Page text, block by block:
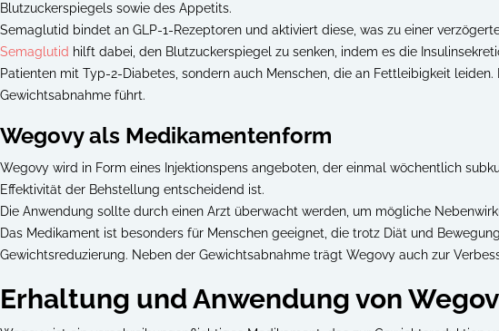
Blutzuckerspiegels sowie des Appetits.
Semaglutid bindet an GLP-1-Rezeptoren und aktiviert diese, was zu einer
Semaglutid hilft dabei, den Blutzuckerspiegel zu senken, indem es die
Patienten mit Typ-2-Diabetes, sondern auch Menschen, die an Fettleibigkeit
Gewichtsabnahme führt.
Wegovy als Medikamentenform
Wegovy wird in Form eines Injektionspens angeboten, der einmal wöchentlich
Effektivität der Behstellung entscheidend ist.
Die Anwendung sollte durch einen Arzt überwacht werden, um mögliche
Das Medikament ist besonders für Menschen geeignet, die trotz Diät und
Gewichtsreduzierung. Neben der Gewichtsabnahme trägt Wegovy auch zur
Erhaltung und Anwendung von